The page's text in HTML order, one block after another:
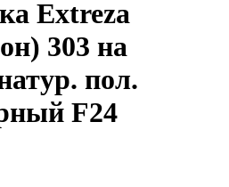
Extreza
303 на
пол.
F24